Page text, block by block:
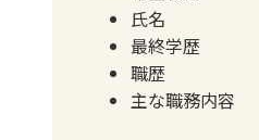
氏名
最終学歴
職歴
主な職務内容